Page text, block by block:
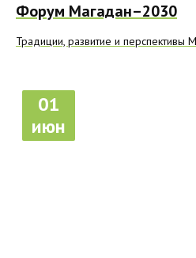
Форум Магадан–2030
Традиции, развитие и перспективы
01
июн